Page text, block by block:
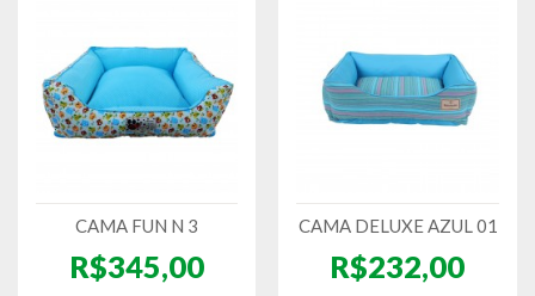
CAMA FUN N 3
R$345,00
CAMA DELUXE AZUL 01
R$232,00